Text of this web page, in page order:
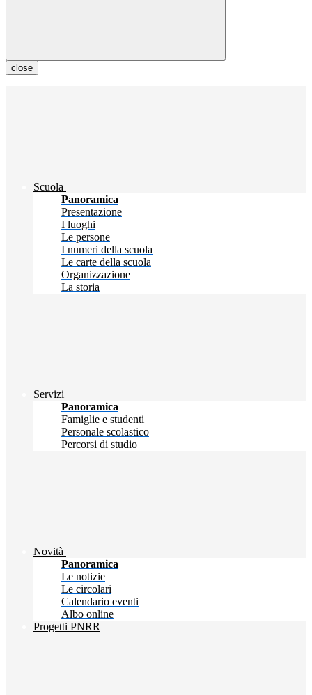
close
Scuola
Panoramica
Presentazione
I luoghi
Le persone
I numeri della scuola
Le carte della scuola
Organizzazione
La storia
Servizi
Panoramica
Famiglie e studenti
Personale scolastico
Percorsi di studio
Novità
Panoramica
Le notizie
Le circolari
Calendario eventi
Albo online
Progetti PNRR